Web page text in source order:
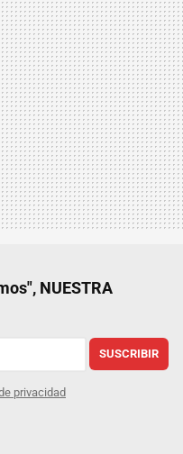
NUESTRA
SUSCRIBIR
privacidad